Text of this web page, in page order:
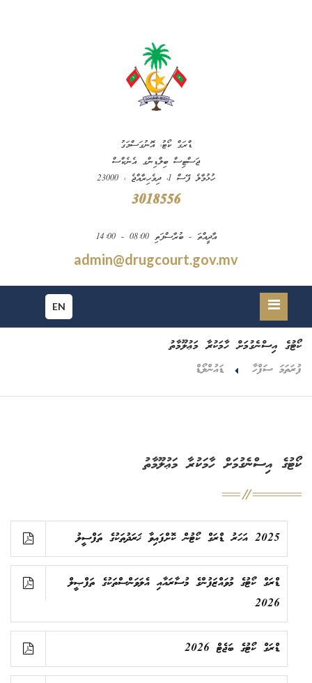
ޑްރަގް ކޯޓު، އޮނުގަސްމަގު
ޖަސްޓިސް ބިލްޑިންގ އެނެކްސް
ހުޅުމާލެ ފޭސް 1، ދިވެހިރާއްޖެ ، 23000
3018556
އާދީއްތަ - ބުރާސްފަތި 08:00 - 14:00
admin@drugcourt.gov.mv
EN
ކޯޓުގެ އިސްނެގުމަށް ހާމަކުރާ މަޢުލޫމާތު
ފުރަތަމަ ސަފްހާ ޑައުންލޯޑް
ކޯޓުގެ އިސްނެގުމަށް ހާމަކުރާ މަޢުލޫމާތު
2025 އަހަރު ޑްރަގް ކޯޓުން ކޮށްފައިވާ ޚަރަދުތަކުގެ ތަފްސީލު
ޑްރަގް ކޯޓުގެ މުވައްޒަފުންގެ މުސާރައާއި އެލަވަންސްތަކުގެ ތަފްޞީލް
2026
ޑްރަގް ކޯޓުގެ ބަޖެޓް 2026